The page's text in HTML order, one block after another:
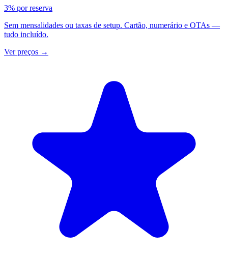
3% por reserva
Sem mensalidades ou taxas de setup. Cartão, numerário e OTAs —
tudo incluído.
Ver preços →